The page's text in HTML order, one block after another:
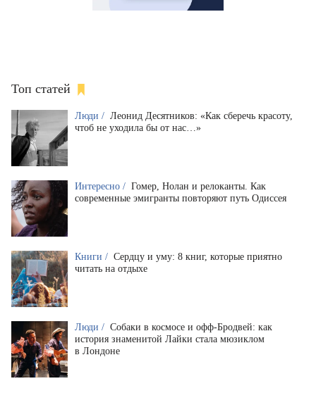
Топ статей
Люди / Леонид Десятников: «Как сберечь красоту,
чтоб не уходила бы от нас…»
Интересно / Гомер, Нолан и релоканты. Как
современные эмигранты повторяют путь Одиссея
Книги / Сердцу и уму: 8 книг, которые приятно
читать на отдыхе
Люди / Собаки в космосе и офф-Бродвей: как
история знаменитой Лайки стала мюзиклом
в Лондоне